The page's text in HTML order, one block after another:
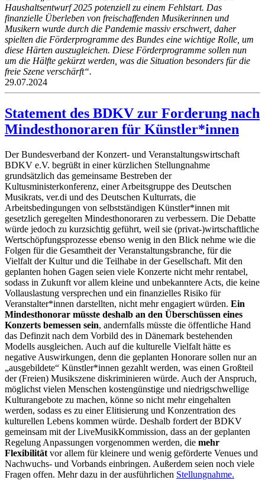
Haushaltsentwurf 2025 potenziell zu einem Fehlstart. Das
finanzielle Überleben von freischaffenden Musikerinnen und
Musikern wurde durch die Pandemie massiv erschwert, daher
spielten die Förderprogramme des Bundes eine wichtige Rolle, um
diese Härten auszugleichen. Diese Förderprogramme sollen nun
um die Hälfte gekürzt werden, was die Situation besonders für die
freie Szene verschärft“.
29.07.2024
Statement des BDKV zur Forderung nach
Mindesthonoraren für Künstler*innen
Der Bundesverband der Konzert- und Veranstaltungswirtschaft
BDKV e.V. begrüßt in einer kürzlichen Stellungnahme
grundsätzlich das gemeinsame Bestreben der
Kultusministerkonferenz, einer Arbeitsgruppe des Deutschen
Musikrats, ver.di und des Deutschen Kulturrats, die
Arbeitsbedingungen von selbstständigen Künstler*innen mit
gesetzlich geregelten Mindesthonoraren zu verbessern. Die Debatte
würde jedoch zu kurzsichtig geführt, weil sie (privat-)wirtschaftliche
Wertschöpfungsprozesse ebenso wenig in den Blick nehme wie die
Folgen für die Gesamtheit der Veranstaltungsbranche, für die
Vielfalt der Kultur und die Teilhabe in der Gesellschaft. Mit den
geplanten hohen Gagen seien viele Konzerte nicht mehr rentabel,
sodass in Zukunft vor allem kleine und unbekanntere Acts, die keine
Vollauslastung versprechen und ein finanzielles Risiko für
Veranstalter*innen darstellten, nicht mehr engagiert würden. Ein
Mindesthonorar müsste deshalb an den Überschüssen eines
Konzerts bemessen sein, andernfalls müsste die öffentliche Hand
das Definzit nach dem Vorbild des in Dänemark bestehenden
Modells ausgleichen. Auch auf die kulturelle Vielfalt hätte es
negative Auswirkungen, denn die geplanten Honorare sollen nur an
„ausgebildete“ Künstler*innen gezahlt werden, was einen Großteil
der (Freien) Musikszene diskriminieren würde. Auch der Anspruch,
möglichst vielen Menschen kostengünstige und niedrigschwellige
Kulturangebote zu machen, könne so nicht mehr eingehalten
werden, sodass es zu einer Elitisierung und Konzentration des
kulturellen Lebens kommen würde. Deshalb fordert der BDKV
gemeinsam mit der LiveMusikKommission, dass an der geplanten
Regelung Anpassungen vorgenommen werden, die mehr
Flexibilität vor allem für kleinere und wenig geförderte Venues und
Nachwuchs- und Vorbands einbringen. Außerdem seien noch viele
Fragen offen. Mehr dazu in der ausführlichen Stellungnahme.